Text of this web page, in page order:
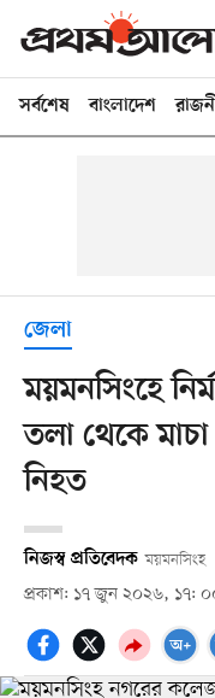
সর্বশেষ বাংলাদেশ
জেলা
ময়মনসিংহে
তলা থেকে
নিহত
নিজস্ব প্রতিবেদক ময়মনসিংহ
প্রকাশ: ১৭ জুন ২০২৬, ১৭: